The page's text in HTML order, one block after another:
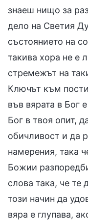
знаеш нищо за
дело на Светия
състоянието на
такива хора не е
стремежът на
Ключът към
във вярата в Бог
Бог в твоя опит,
обичливост и да
намерения, така
Божии
слова така, че те
този начин да
вяра е глупава,